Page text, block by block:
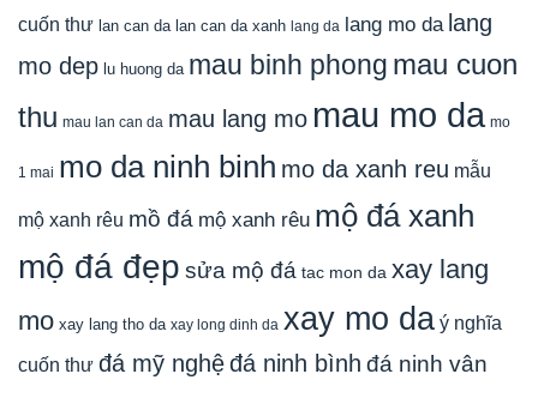
cuốn thư lan can da lan can da xanh lang da lang mo da lang
mo dep lu huong da mau binh phong mau cuon
thu mau lan can da mau lang mo mau mo da mo
1 mai mo da ninh binh mo da xanh reu mẫu
mộ xanh rêu mồ đá mộ xanh rêu mộ đá xanh
mộ đá đẹp sửa mộ đá tac mon da xay lang
mo xay lang tho da xay long dinh da xay mo da ý nghĩa
cuốn thư đá mỹ nghệđá ninh bình đá ninh vân